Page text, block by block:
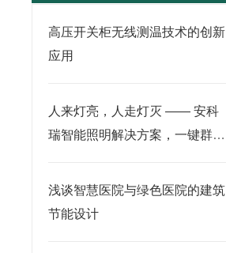
高压开关柜无线测温技术的创新
应用
人来灯亮，人走灯灭 —— 安科
瑞智能照明解决方案，一键群控
浅谈智慧医院与绿色医院的建筑
节能设计